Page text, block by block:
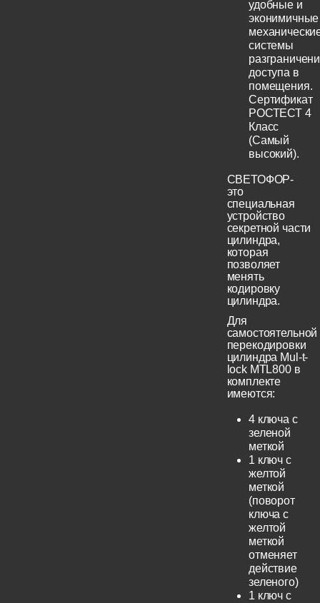
удобные и
эконимичные
системы
доступа в
помещения.
Сертификат
РОСТЕСТ 4
Класс
(Самый
высокий).
СВЕТОФОР-
это
специальная
устройство
секретной части
цилиндра,
которая
позволяет
менять
кодировку
цилиндра.
Для
самостоятельной
перекодировки
цилиндра Mul-t-
lock MTL800 в
комплекте
имеются:
4 ключа с
зеленой
меткой
1 ключ с
желтой
меткой
(поворот
ключа с
желтой
меткой
отменяет
действие
зеленого)
1 ключ с